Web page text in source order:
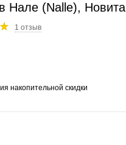
Нале (Nalle), Новита
1 отзыв
накопительной скидки